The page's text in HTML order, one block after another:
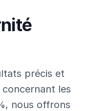
précis et
les
nous offrons